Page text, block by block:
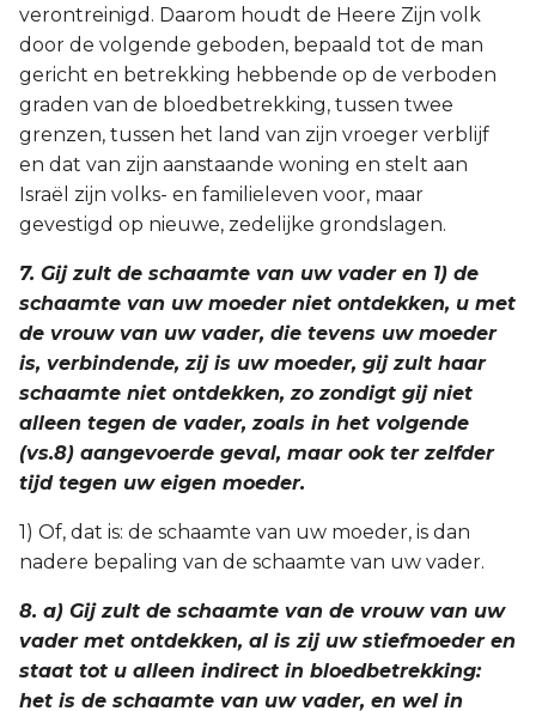
verontreinigd. Daarom houdt de Heere Zijn volk
door de volgende geboden, bepaald tot de man
gericht en betrekking hebbende op de verboden
graden van de bloedbetrekking, tussen twee
grenzen, tussen het land van zijn vroeger verblijf
en dat van zijn aanstaande woning en stelt aan
Israël zijn volks- en familieleven voor, maar
gevestigd op nieuwe, zedelijke grondslagen.
7. Gij zult de schaamte van uw vader en 1) de
schaamte van uw moeder niet ontdekken, u met
de vrouw van uw vader, die tevens uw moeder
is, verbindende, zij is uw moeder, gij zult haar
schaamte niet ontdekken, zo zondigt gij niet
alleen tegen de vader, zoals in het volgende
(vs.8) aangevoerde geval, maar ook ter zelfder
tijd tegen uw eigen moeder.
1) Of, dat is: de schaamte van uw moeder, is dan
nadere bepaling van de schaamte van uw vader.
8. a) Gij zult de schaamte van de vrouw van uw
vader met ontdekken, al is zij uw stiefmoeder en
staat tot u alleen indirect in bloedbetrekking:
het is de schaamte van uw vader, en wel in